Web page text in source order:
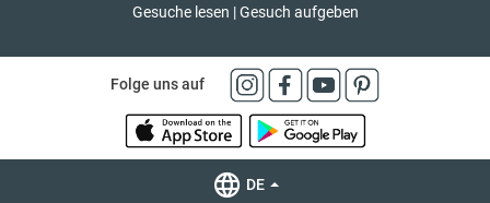
Gesuche lesen | Gesuch aufgeben
Folge uns auf
DE